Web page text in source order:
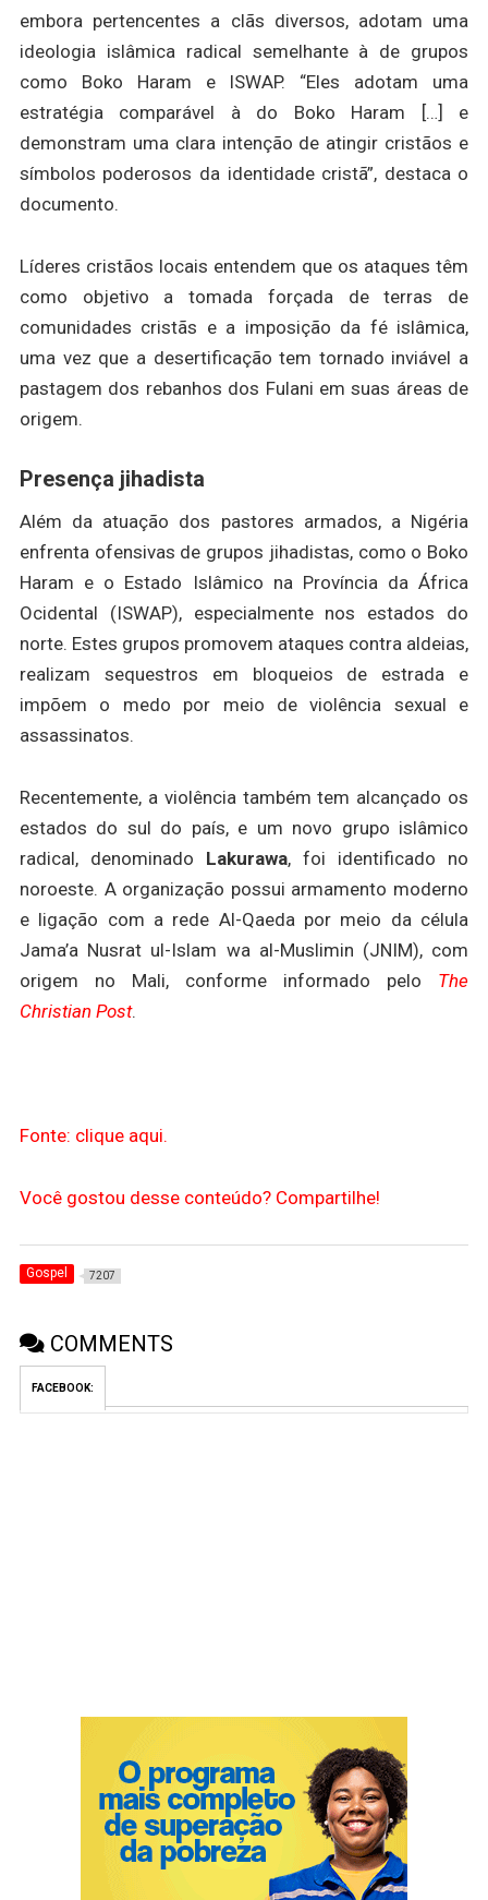
embora pertencentes a clãs diversos, adotam uma
ideologia islâmica radical semelhante à de grupos
como Boko Haram e ISWAP. “Eles adotam uma
estratégia comparável à do Boko Haram […] e
demonstram uma clara intenção de atingir cristãos e
símbolos poderosos da identidade cristã”, destaca o
documento.
Líderes cristãos locais entendem que os ataques têm
como objetivo a tomada forçada de terras de
comunidades cristãs e a imposição da fé islâmica,
uma vez que a desertificação tem tornado inviável a
pastagem dos rebanhos dos Fulani em suas áreas de
origem.
Presença jihadista
Além da atuação dos pastores armados, a Nigéria
enfrenta ofensivas de grupos jihadistas, como o Boko
Haram e o Estado Islâmico na Província da África
Ocidental (ISWAP), especialmente nos estados do
norte. Estes grupos promovem ataques contra aldeias,
realizam sequestros em bloqueios de estrada e
impõem o medo por meio de violência sexual e
assassinatos.
Recentemente, a violência também tem alcançado os
estados do sul do país, e um novo grupo islâmico
radical, denominado Lakurawa, foi identificado no
noroeste. A organização possui armamento moderno
e ligação com a rede Al-Qaeda por meio da célula
Jama’a Nusrat ul-Islam wa al-Muslimin (JNIM), com
origem no Mali, conforme informado pelo The
Christian Post.
Fonte: clique aqui.
Você gostou desse conteúdo? Compartilhe!
Gospel 7207
COMMENTS
FACEBOOK: